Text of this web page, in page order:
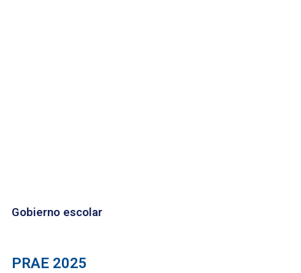
Gobierno escolar
PRAE 2025